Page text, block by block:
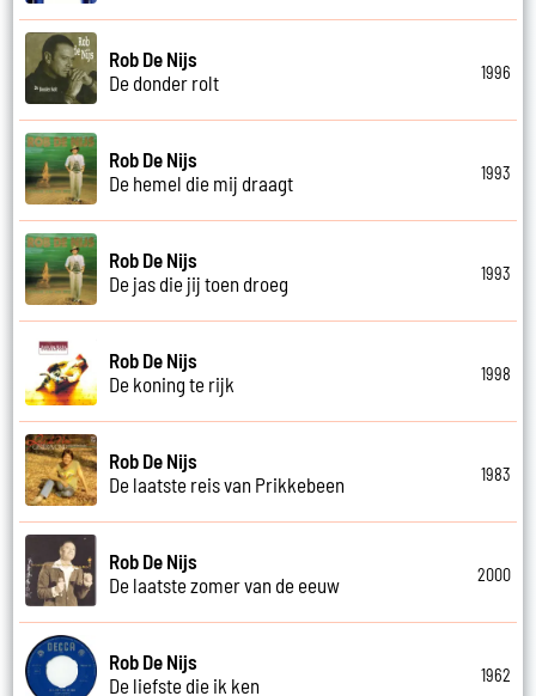
Rob De Nijs
De donder rolt
1996
Rob De Nijs
De hemel die mij draagt
1993
Rob De Nijs
De jas die jij toen droeg
1993
Rob De Nijs
De koning te rijk
1998
Rob De Nijs
De laatste reis van Prikkebeen
1983
Rob De Nijs
De laatste zomer van de eeuw
2000
Rob De Nijs
De liefste die ik ken
1962